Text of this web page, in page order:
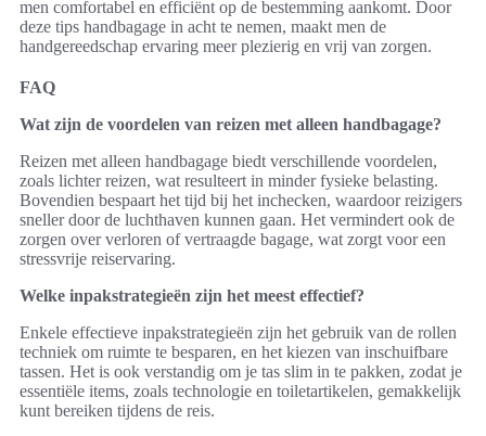
men comfortabel en efficiënt op de bestemming aankomt. Door
deze tips handbagage in acht te nemen, maakt men de
handgereedschap ervaring meer plezierig en vrij van zorgen.
FAQ
Wat zijn de voordelen van reizen met alleen handbagage?
Reizen met alleen handbagage biedt verschillende voordelen,
zoals lichter reizen, wat resulteert in minder fysieke belasting.
Bovendien bespaart het tijd bij het inchecken, waardoor reizigers
sneller door de luchthaven kunnen gaan. Het vermindert ook de
zorgen over verloren of vertraagde bagage, wat zorgt voor een
stressvrije reiservaring.
Welke inpakstrategieën zijn het meest effectief?
Enkele effectieve inpakstrategieën zijn het gebruik van de rollen
techniek om ruimte te besparen, en het kiezen van inschuifbare
tassen. Het is ook verstandig om je tas slim in te pakken, zodat je
essentiële items, zoals technologie en toiletartikelen, gemakkelijk
kunt bereiken tijdens de reis.